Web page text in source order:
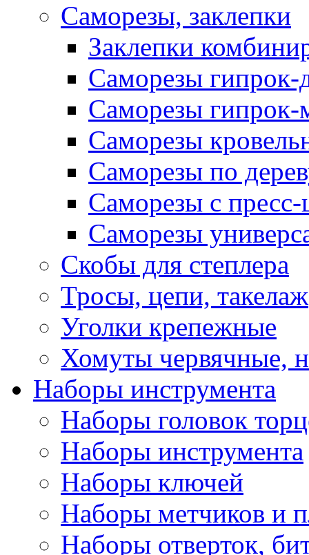
Саморезы, заклепки
Заклепки
Саморезы гипрок-
Саморезы гипрок-
Саморезы
Саморезы по
Саморезы с
Саморезы
Скобы для степлера
Тросы, цепи, такелаж
Уголки крепежные
Хомуты червячные,
Наборы инструмента
Наборы головок
Наборы инструмента
Наборы ключей
Наборы метчиков и
Наборы отверток,